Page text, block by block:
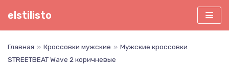
Перейти
elstilisto
Главная » Кроссовки мужские » Мужские кроссовки
STREETBEAT Wave 2 коричневые